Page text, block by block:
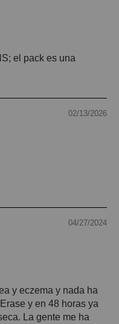
el pack es una
02/13/2026
04/27/2024
y eczema y nada ha
y en 48 horas ya
La gente me ha